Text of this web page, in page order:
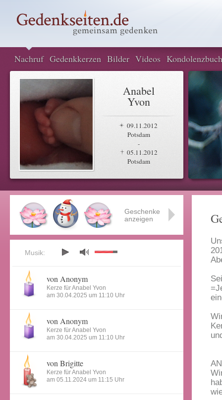
Nachruf Gedenkkerzen Bilder Videos Kondolenzbuch
Anabel
Yvon
09.11.2012
Potsdam
-
05.11.2012
Potsdam
Geschenke
anzeigen
Musik:
von Anonym
Kerze für Anabel Yvon
am 30.04.2025 um 11:10 Uhr
von Anonym
Kerze für Anabel Yvon
am 30.04.2025 um 11:10 Uhr
von Brigitte
Kerze für Anabel Yvon
am 05.11.2024 um 11:15 Uhr